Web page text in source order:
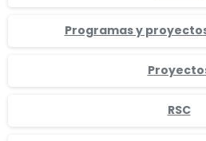
Programas y
RSC